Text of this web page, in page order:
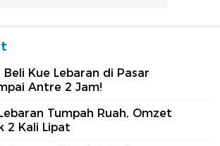
Beli Kue Lebaran di Pasar
Antre 2 Jam!
Tumpah Ruah, Omzet
2 Kali Lipat